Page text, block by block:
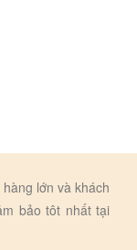
lớn và khách
bảo tôt nhất tại